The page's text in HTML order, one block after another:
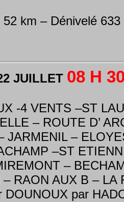
52 km – Dénivelé 633
JUILLET 08 H
-4 VENTS –ST
– ROUTE D’
JARMENIL –
–ST
–
RAON AUX B – LA
DOUNOUX par